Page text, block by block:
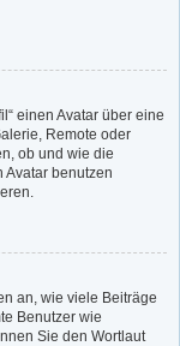
einen Avatar über eine
Remote oder
ob und wie die
Avatar benutzen
an, wie viele Beiträge
Benutzer wie
Sie den Wortlaut